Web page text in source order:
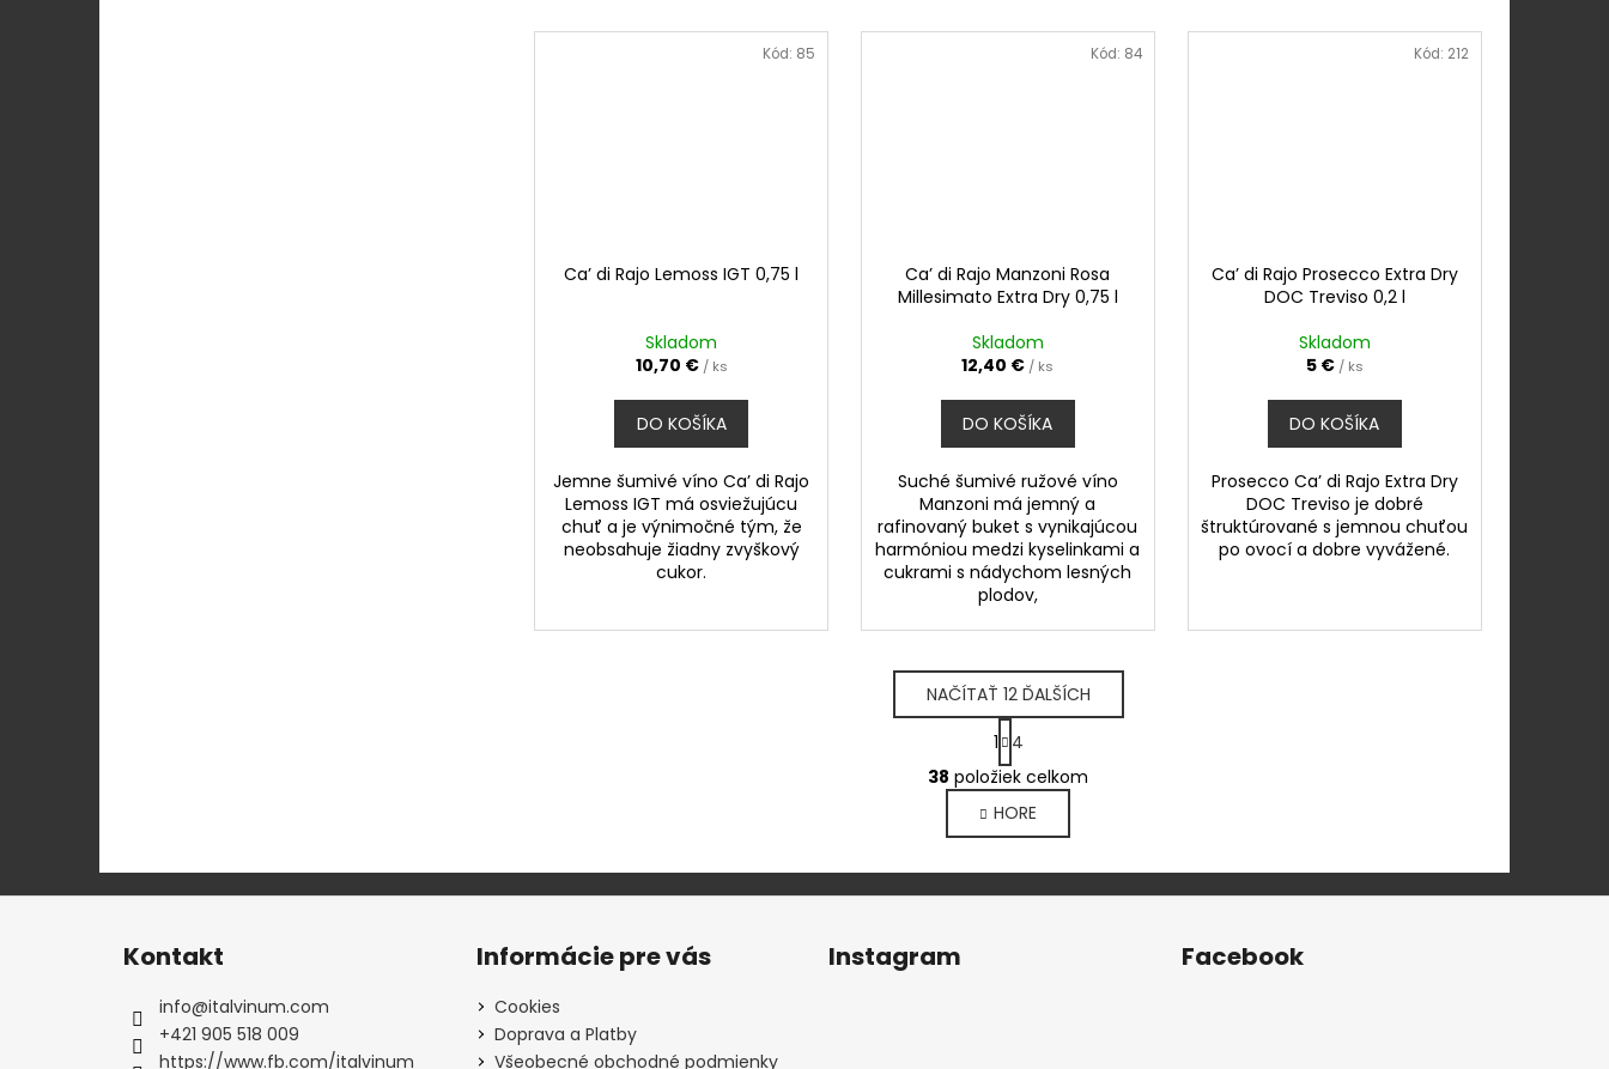
Ca’ di Rajo Lemoss IGT 0,75 l
Skladom
10,70 € / ks
DO KOŠÍKA
Jemne šumivé víno Ca’ di Rajo
Lemoss IGT má osviežujúcu
chuť a je výnimočné tým, že
neobsahuje žiadny zvyškový
cukor.
Kód: 85
Ca’ di Rajo Manzoni Rosa
Millesimato Extra Dry 0,75 l
Skladom
12,40 € / ks
DO KOŠÍKA
Suché šumivé ružové víno
Manzoni má jemný a
rafinovaný buket s vynikajúcou
harmóniou medzi kyselinkami a
cukrami s nádychom lesných
plodov,
Kód: 84
Ca’ di Rajo Prosecco Extra Dry
DOC Treviso 0,2 l
Skladom
5 € / ks
DO KOŠÍKA
Prosecco Ca’ di Rajo Extra Dry
DOC Treviso je dobré
štruktúrované s jemnou chuťou
po ovocí a dobre vyvážené.
Kód: 212
O
v
l
á
d
a
NAČÍTAŤ 12 ĎALŠÍCH
S
t
r
á
n
k
1
4
38 položiek celkom
HORE
Z
Kontakt
info@italvinum.com
+421 905 518 009
https://www.fb.com/italvinum
Informácie pre vás
Cookies
Doprava a Platby
Všeobecné obchodné podmienky
Instagram Facebook